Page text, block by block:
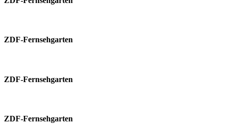
ZDF-Fernsehgarten
ZDF-Fernsehgarten
ZDF-Fernsehgarten